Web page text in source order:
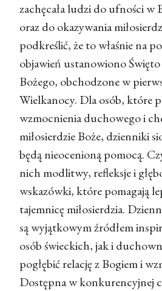
zachęcała ludzi do ufności w
oraz do okazywania
podkreślić, że to właśnie na
objawień ustanowiono
Bożego, obchodzone w
Wielkanocy. Dla osób, które
wzmocnienia duchowego i
miłosierdzie Boże, dzienniki
będą nieocenioną pomocą.
nich modlitwy, refleksje i
wskazówki, które pomagają
tajemnicę miłosierdzia.
są wyjątkowym źródłem
osób świeckich, jak i
pogłębić relację z Bogiem i
Dostępna w konkurencyjnej